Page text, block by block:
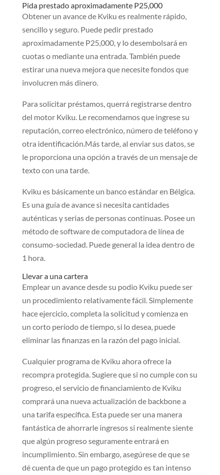
Pida prestado aproximadamente P25,000
Obtener un avance de Kviku es realmente rápido,
sencillo y seguro. Puede pedir prestado
aproximadamente P25,000, y lo desembolsará en
cuotas o mediante una entrada. También puede
estirar una nueva mejora que necesite fondos que
involucren más dinero.
Para solicitar préstamos, querrá registrarse dentro
del motor Kviku. Le recomendamos que ingrese su
reputación, correo electrónico, número de teléfono y
otra identificación.Más tarde, al enviar sus datos, se
le proporciona una opción a través de un mensaje de
texto con una tarde.
Kviku es básicamente un banco estándar en Bélgica.
Es una guía de avance si necesita cantidades
auténticas y serias de personas continuas. Posee un
método de software de computadora de línea de
consumo-sociedad. Puede general la idea dentro de
1 hora.
Llevar a una cartera
Emplear un avance desde su podio Kviku puede ser
un procedimiento relativamente fácil. Simplemente
hace ejercicio, completa la solicitud y comienza en
un corto período de tiempo, si lo desea, puede
eliminar las finanzas en la razón del pago inicial.
Cualquier programa de Kviku ahora ofrece la
recompra protegida. Sugiere que si no cumple con su
progreso, el servicio de financiamiento de Kviku
comprará una nueva actualización de backbone a
una tarifa específica. Esta puede ser una manera
fantástica de ahorrarle ingresos si realmente siente
que algún progreso seguramente entrará en
incumplimiento. Sin embargo, asegúrese de que se
dé cuenta de que un pago protegido es tan intenso